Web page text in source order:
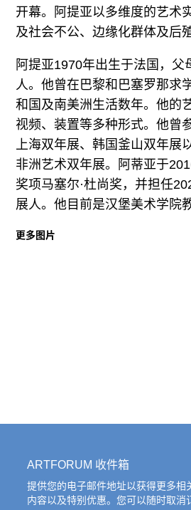
开幕。阿提亚以多维度的艺术
及社会不公、边缘化群体及后
阿提亚1970年出生于法国，父
人。他曾在巴黎和巴塞罗那求
和国及南美洲生活数年。他的
视频、装置等多种形式。他曾
上海双年展、韩国釜山双年展
非洲艺术双年展。阿蒂亚于
奖项马塞尔·杜尚奖，并担任
展人。他目前是汉堡美术学院
更多图片
ARTFORUM 收件箱
提供您的电子邮件地址以获得更多相
内容以及特别优惠。您可以随时取消